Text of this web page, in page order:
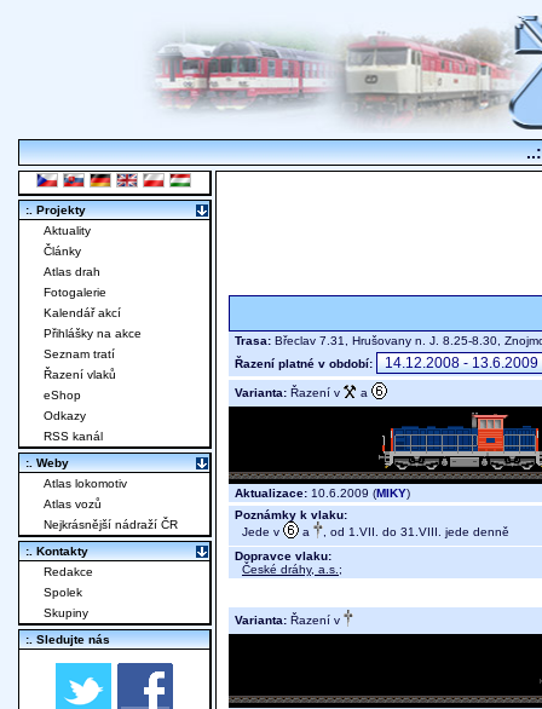
Trasa: Břeclav 7.31, Hrušovany n. J. 8.25-8.30,
Řazení platné v období:
Varianta: Řazení v a
Aktualizace: 10.6.2009 (MIKY)
Poznámky k vlaku:
Jede v
a
, od 1.VII. do 31.VIII. jede denně
Dopravce vlaku:
České dráhy, a.s. ;
Varianta: Řazení v
:. Projekty
Aktuality
Články
Atlas drah
Fotogalerie
Kalendář akcí
Přihlášky na akce
Seznam tratí
Řazení vlaků
eShop
Odkazy
RSS kanál
:. Weby
Atlas lokomotiv
Atlas vozů
Nejkrásnější nádraží ČR
:. Kontakty
Redakce
Spolek
Skupiny
:. Sledujte nás